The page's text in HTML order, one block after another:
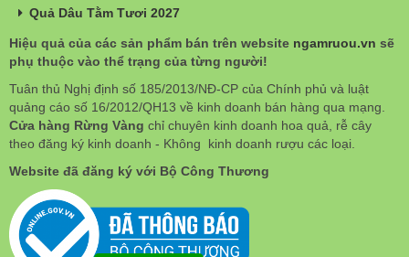
Quả Dâu Tằm Tươi 2027
Hiệu quả của các sản phẩm bán trên website ngamruou.vn sẽ
phụ thuộc vào thể trạng của từng người!
Tuân thủ Nghị định số 185/2013/NĐ-CP của Chính phủ và luật
quảng cáo số 16/2012/QH13 về kinh doanh bán hàng qua mạng.
Cửa hàng Rừng Vàng chỉ chuyên kinh doanh hoa quả, rễ cây
theo đăng ký kinh doanh - Không kinh doanh rượu các loại.
Website đã đăng ký với Bộ Công Thương